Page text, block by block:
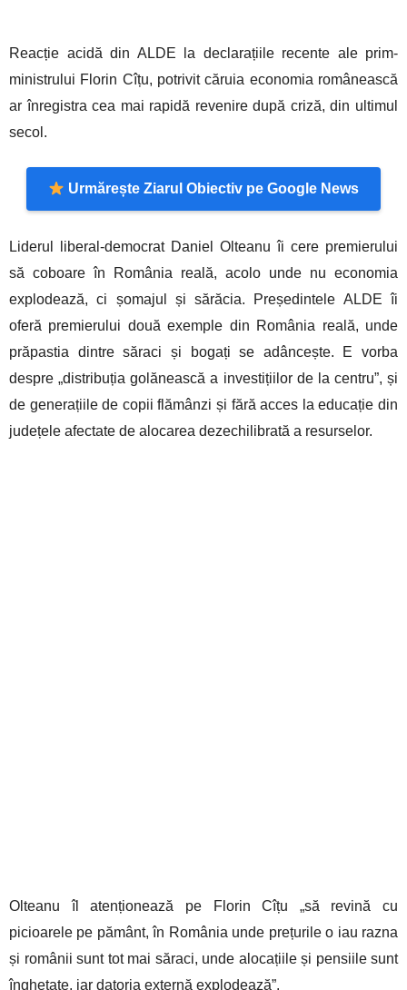
Reacție acidă din ALDE la declarațiile recente ale prim-
ministrului Florin Cîțu, potrivit căruia economia românească
ar înregistra cea mai rapidă revenire după criză, din ultimul
secol.
Urmărește Ziarul Obiectiv pe Google News
Liderul liberal-democrat Daniel Olteanu îi cere premierului
să coboare în România reală, acolo unde nu economia
explodează, ci șomajul și sărăcia. Președintele ALDE îi
oferă premierului două exemple din România reală, unde
prăpastia dintre săraci și bogați se adâncește. E vorba
despre „distribuția golănească a investițiilor de la centru”, și
de generațiile de copii flămânzi și fără acces la educație din
județele afectate de alocarea dezechilibrată a resurselor.
Olteanu îl atenționează pe Florin Cîțu „să revină cu
picioarele pe pământ, în România unde prețurile o iau razna
și românii sunt tot mai săraci, unde alocațiile și pensiile sunt
înghețate, iar datoria externă explodează”.